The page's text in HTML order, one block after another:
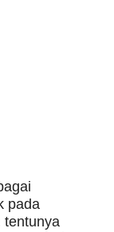
pada
tentunya